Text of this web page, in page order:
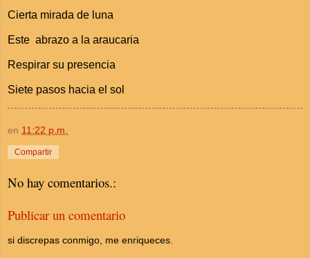
Cierta mirada de luna
Este abrazo a la araucaria
Respirar su presencia
Siete pasos hacia el sol
en 11:22 p.m.
Compartir
No hay comentarios.:
Publicar un comentario
si discrepas conmigo, me enriqueces.